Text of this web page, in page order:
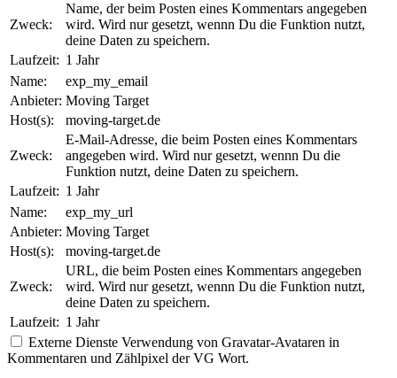
Zweck:
Name, der beim Posten eines Kommentars angegeben
wird. Wird nur gesetzt, wennn Du die Funktion nutzt,
deine Daten zu speichern.
Laufzeit: 1 Jahr
Name:
exp_my_email
Anbieter: Moving Target
Host(s):
moving-target.de
Zweck:
E-Mail-Adresse, die beim Posten eines Kommentars
angegeben wird. Wird nur gesetzt, wennn Du die
Funktion nutzt, deine Daten zu speichern.
Laufzeit: 1 Jahr
Name:
exp_my_url
Anbieter: Moving Target
Host(s):
moving-target.de
Zweck:
URL, die beim Posten eines Kommentars angegeben
wird. Wird nur gesetzt, wennn Du die Funktion nutzt,
deine Daten zu speichern.
Laufzeit: 1 Jahr
Externe Dienste Verwendung von Gravatar-Avataren in
Kommentaren und Zählpixel der VG Wort.